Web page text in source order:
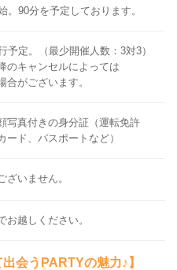
。90分を予定しております。
予定。（最少開催人数：3対3）
のキャンセルによっては
合がございます。
写真付きの身分証（運転免許
ード、パスポートなど）
ざいません。
お越しください。
出会うPARTYの魅力♪】